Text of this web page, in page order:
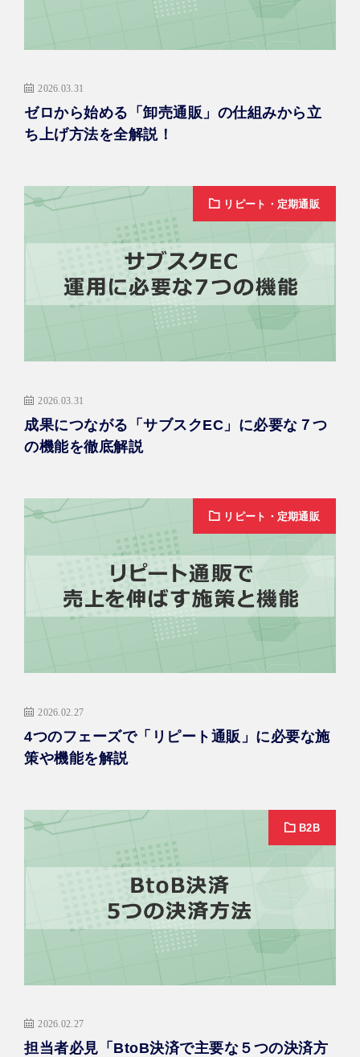
2026.03.31
ゼロから始める「卸売通販」の仕組みから立
ち上げ方法を全解説！
リピート・定期通販
2026.03.31
成果につながる「サブスクEC」に必要な７つ
の機能を徹底解説
リピート・定期通販
2026.02.27
4つのフェーズで「リピート通販」に必要な施
策や機能を解説
B2B
2026.02.27
担当者必見「BtoB決済で主要な５つの決済方